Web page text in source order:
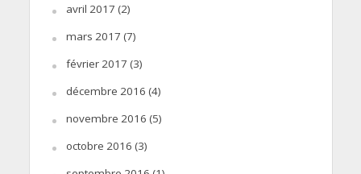
avril 2017 (2)
mars 2017 (7)
février 2017 (3)
décembre 2016 (4)
novembre 2016 (5)
octobre 2016 (3)